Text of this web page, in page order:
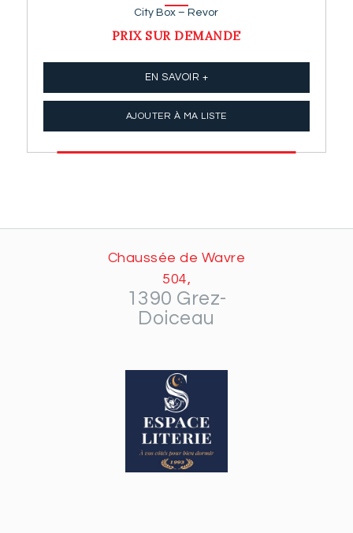
City Box – Revor
PRIX SUR DEMANDE
EN SAVOIR +
AJOUTER À MA LISTE
Chaussée de Wavre
504,
1390 Grez-
Doiceau